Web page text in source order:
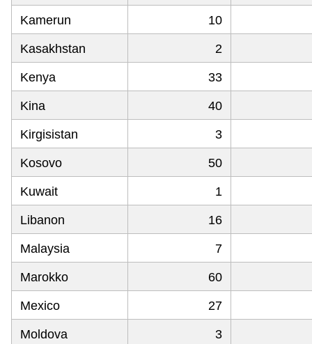
Kamerun 10
Kasakhstan 2
Kenya 33
Kina 40
Kirgisistan 3
Kosovo 50
Kuwait 1
Libanon 16
Malaysia 7
Marokko 60
Mexico 27
Moldova 3